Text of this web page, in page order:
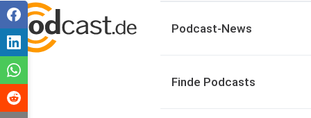
Podcast-News
Finde Podcasts